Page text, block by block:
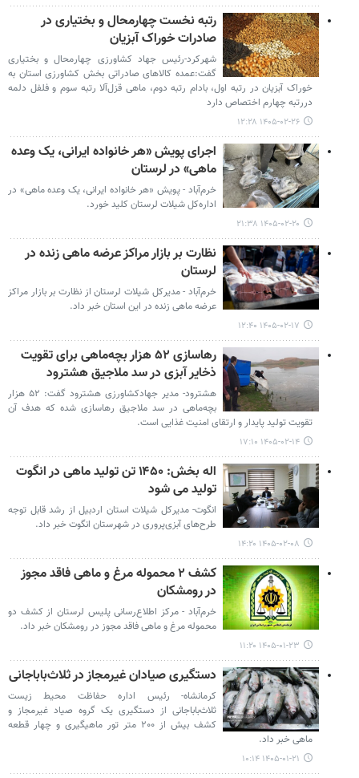
رتبه نخست چهارمحال و بختیاری در
صادرات خوراک آبزیان
شهرکرد-رئیس جهاد کشاورزی چهارمحال و بختیاری
گفت:عمده کالاهای صادراتی بخش کشاورزی استان به
خوراک آبزیان در رتبه اول، بادام رتبه دوم، ماهی قزل‌آلا رتبه سوم و فلفل دلمه
دررتبه چهارم اختصاص دارد
۱۴۰۵-۰۲-۲۶ ۱۲:۲۸
اجرای پویش «هر خانواده ایرانی، یک وعده
ماهی» در لرستان
خرم‌آباد - پویش «هر خانواده ایرانی، یک وعده ماهی» در
اداره‌کل شیلات لرستان کلید خورد.
۱۴۰۵-۰۲-۲۰ ۲۱:۳۸
نظارت بر بازار مراکز عرضه ماهی زنده در
لرستان
خرم‌آباد - مدیرکل شیلات لرستان از نظارت بر بازار مراکز
عرضه ماهی زنده در این استان خبر داد.
۱۴۰۵-۰۲-۱۷ ۱۲:۴۰
رهاسازی ۵۲ هزار بچه‌ماهی برای تقویت
ذخایر آبزی در سد ملاجیق هشترود
هشترود- مدیر جهادکشاورزی هشترود گفت: ۵۲ هزار
بچه‌ماهی در سد ملاجیق رهاسازی شده که هدف آن
تقویت تولید پایدار و ارتقای امنیت غذایی است.
۱۴۰۵-۰۲-۱۴ ۱۷:۱۰
اله بخش: ۱۴۵۰ تن تولید ماهی در انگوت
تولید می شود
انگوت- مدیرکل شیلات استان اردبیل از رشد قابل توجه
طرح‌های آبزی‌پروری در شهرستان انگوت خبر داد.
۱۴۰۵-۰۲-۰۸ ۱۴:۲۰
کشف ۲ محموله مرغ و ماهی فاقد مجوز
در رومشکان
خرم‌آباد - مرکز اطلاع‌رسانی پلیس لرستان از کشف دو
محموله مرغ و ماهی فاقد مجوز در رومشکان خبر داد.
۱۴۰۵-۰۱-۲۳ ۱۱:۲۰
دستگیری صیادان غیرمجاز در ثلاث‌باباجانی
کرمانشاه- رئیس اداره حفاظت محیط زیست
ثلاث‌باباجانی از دستگیری یک گروه صیاد غیرمجاز و
کشف بیش از ۲۰۰ متر تور ماهیگیری و چهار قطعه
ماهی خبر داد.
۱۴۰۵-۰۱-۲۱ ۱۰:۱۴